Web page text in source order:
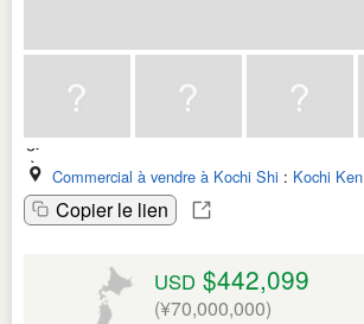
Commercial à vendre à Kochi Shi : Kochi Ken
Copier le lien
USD $442,099
(¥70,000,000)